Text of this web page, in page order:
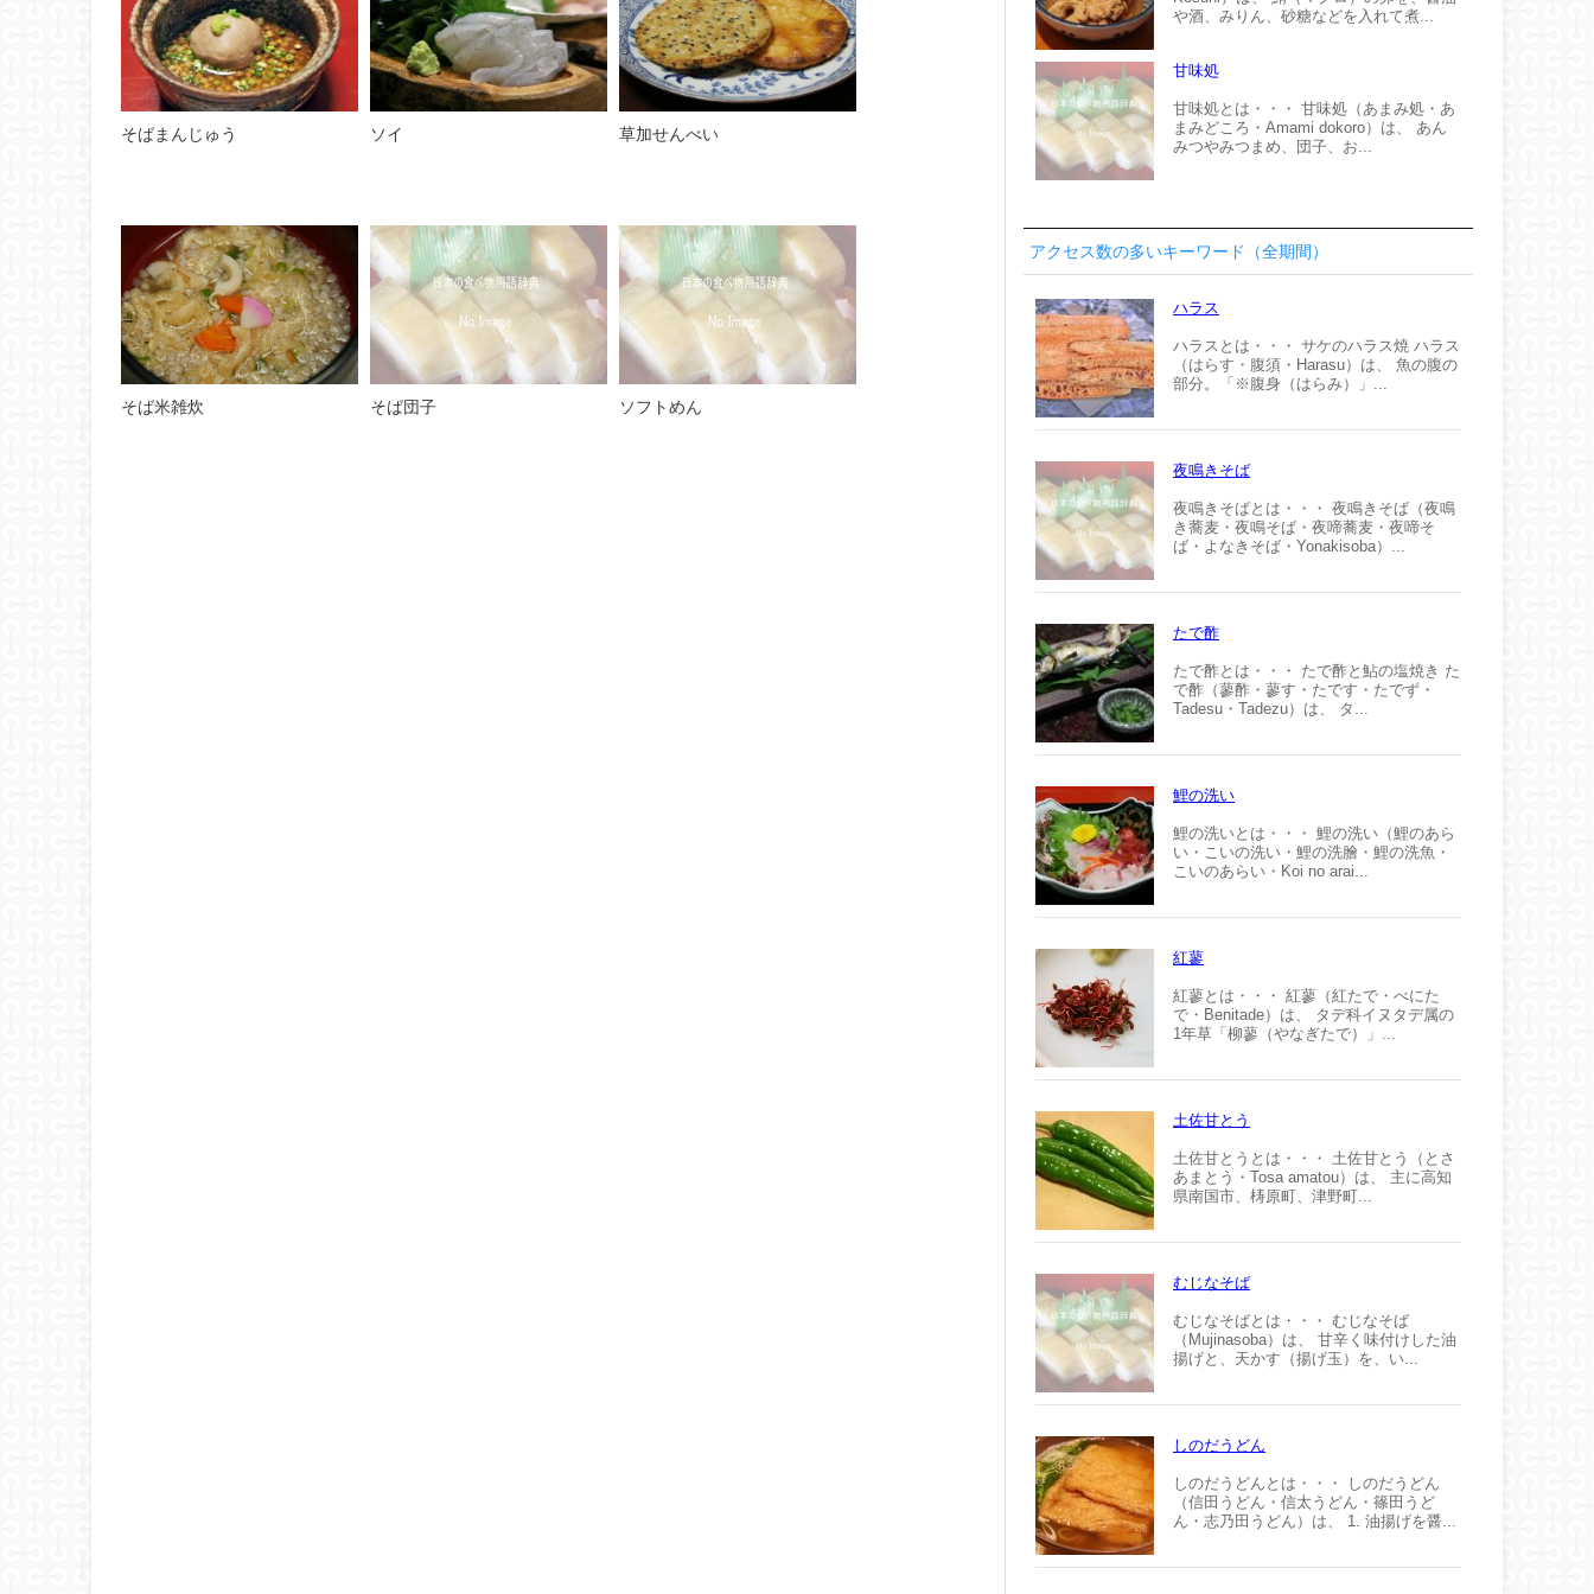
そばまんじゅう ソイ 草加せんべい
そば米雑炊 そば団子 ソフトめん
や酒、みりん、砂糖などを入れて煮...
甘味処
甘味処とは・・・ 甘味処（あまみ処・あ
まみどころ・Amami dokoro）は、 あん
みつやみつまめ、団子、お...
アクセス数の多いキーワード（全期間）
ハラス
ハラスとは・・・ サケのハラス焼 ハラス
（はらす・腹須・Harasu）は、 魚の腹の
部分。「※腹身（はらみ）」...
夜鳴きそば
夜鳴きそばとは・・・ 夜鳴きそば（夜鳴
き蕎麦・夜鳴そば・夜啼蕎麦・夜啼そ
ば・よなきそば・Yonakisoba）...
たで酢
たで酢とは・・・ たで酢と鮎の塩焼き た
で酢（蓼酢・蓼す・たです・たでず・
Tadesu・Tadezu）は、 タ...
鯉の洗い
鯉の洗いとは・・・ 鯉の洗い（鯉のあら
い・こいの洗い・鯉の洗膾・鯉の洗魚・
こいのあらい・Koi no arai...
紅蓼
紅蓼とは・・・ 紅蓼（紅たで・べにた
で・Benitade）は、 タデ科イヌタデ属の
1年草「柳蓼（やなぎたで）」...
土佐甘とう
土佐甘とうとは・・・ 土佐甘とう（とさ
あまとう・Tosa amatou）は、 主に高知
県南国市、梼原町、津野町...
むじなそば
むじなそばとは・・・ むじなそば
（Mujinasoba）は、 甘辛く味付けした油
揚げと、天かす（揚げ玉）を、い...
しのだうどん
しのだうどんとは・・・ しのだうどん
（信田うどん・信太うどん・篠田うど
ん・志乃田うどん）は、 1. 油揚げを醤...